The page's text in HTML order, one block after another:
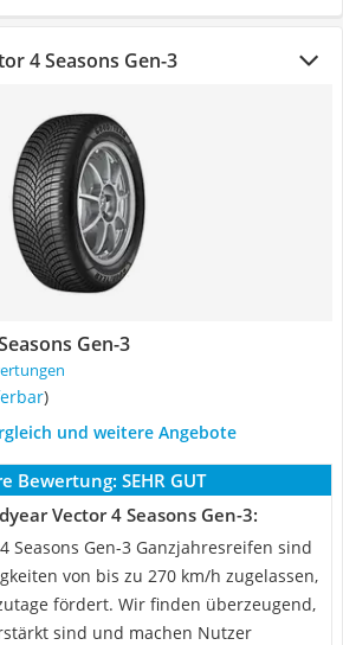
4 Seasons Gen-3
Gen-3
)
und weitere Angebote
Bewertung: SEHR GUT
Vector 4 Seasons Gen-3:
Seasons Gen-3 Ganzjahresreifen sind
von bis zu 270 km/h zugelassen,
fördert. Wir finden überzeugend,
sind und machen Nutzer